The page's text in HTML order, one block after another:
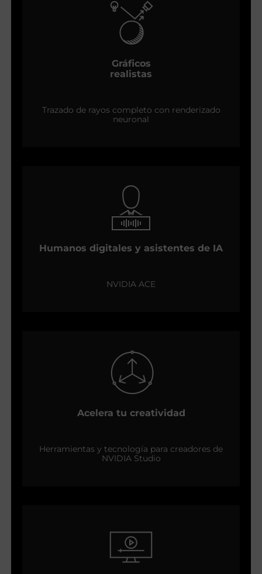
Gráficos
realistas
Trazado de rayos completo con renderizado
neuronal
Humanos digitales y asistentes de IA
NVIDIA ACE
Acelera tu creatividad
Herramientas y tecnología para creadores de
NVIDIA Studio